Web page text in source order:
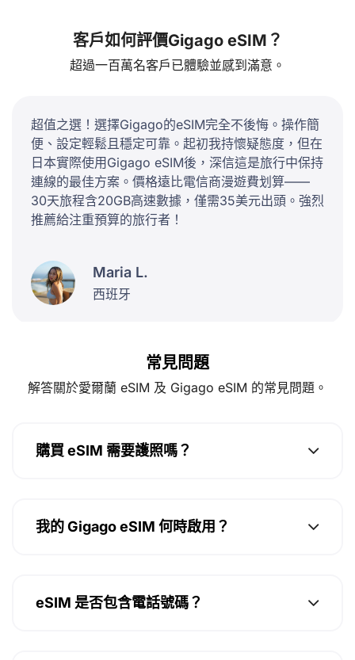
客戶如何評價Gigago eSIM？
超過一百萬名客戶已體驗並感到滿意。
超值之選！選擇Gigago的eSIM完全不後悔。操作簡
便、設定輕鬆且穩定可靠。起初我持懷疑態度，但在
日本實際使用Gigago eSIM後，深信這是旅行中保持
連線的最佳方案。價格遠比電信商漫遊費划算——
30天旅程含20GB高速數據，僅需35美元出頭。強烈
推薦給注重預算的旅行者！
Maria L.
西班牙
常見問題
解答關於愛爾蘭 eSIM 及 Gigago eSIM 的常見問題。
購買 eSIM 需要護照嗎？
我的 Gigago eSIM 何時啟用？
eSIM 是否包含電話號碼？